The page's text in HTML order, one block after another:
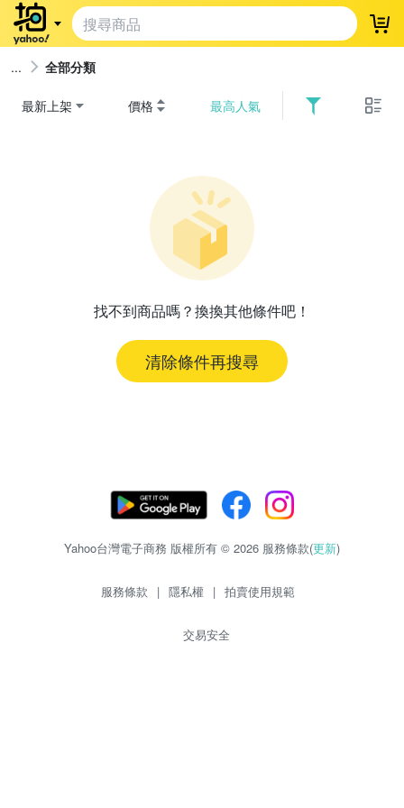
登
全部分類
最新上架 價格 最高人氣
找不到商品嗎？換換其他條件吧！
清除條件再搜尋
Yahoo台灣電子商務 版權所有 © 2026 服務條款(更新)
服務條款 | 隱私權 | 拍賣使用規範
交易安全